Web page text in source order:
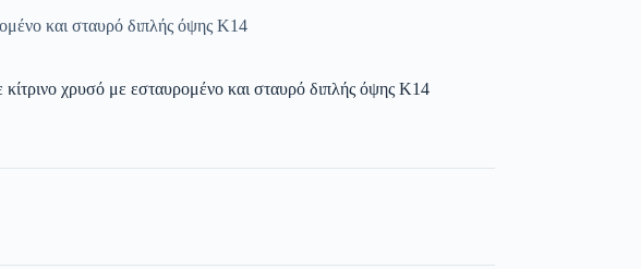
και σταυρό διπλής όψης Κ14
κίτρινο χρυσό με εσταυρομένο και σταυρό διπλής όψης Κ14